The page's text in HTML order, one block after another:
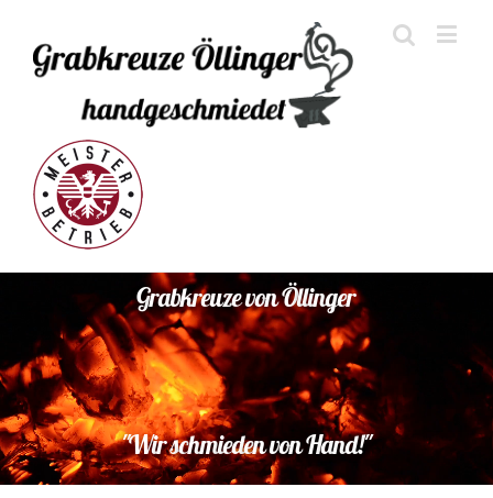
GrabkreuzevonÖllinger
"WirschmiedenvonHand!"